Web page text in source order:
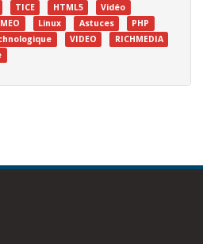
TICE HTML5
Vidéo
Linux Astuces
PHP
VIDEO
RICHMEDIA